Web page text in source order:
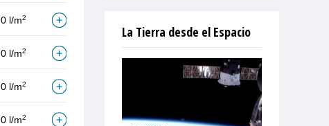
0 l/m2
0 l/m2
0 l/m2
0 l/m2
La Tierra desde el Espacio